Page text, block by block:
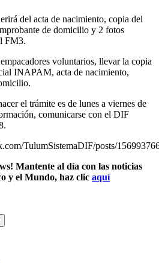
del acta de nacimiento, copia del
de domicilio y 2 fotos
FM3.
voluntarios, llevar la copia
INAPAM, acta de nacimiento,
el trámite es de lunes a viernes de
comunicarse con el DIF
TulumSistemaDIF/posts/
Mantente al día con las noticias
y el Mundo, haz clic aquí